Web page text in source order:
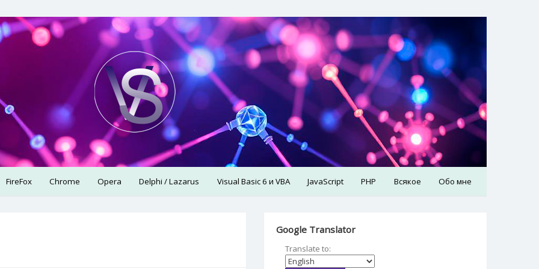
FireFox Chrome Opera Delphi / Lazarus Visual Basic 6 и VBA JavaScript PHP Всякое Обо мне
Google Translator
Translate to: